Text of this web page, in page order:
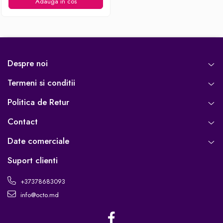
Despre noi
Termeni si conditii
Politica de Retur
Contact
Date comerciale
Suport clienti
+37378683093
info@octo.md